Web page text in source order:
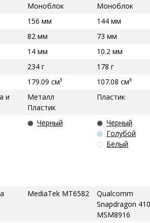
Моноблок
Моноблок
156 мм
144 мм
82 мм
73 мм
14 мм
10.2 мм
234 г
178 г
179.09 см³
107.08 см³
и
Металл
Пластик
Пластик
Черный
Черный
Голубой
Белый
MediaTek MT6582
Qualcomm
Snapdragon 410
MSM8916